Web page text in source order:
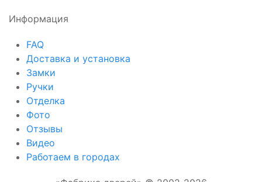
Информация
FAQ
Доставка и установка
Замки
Ручки
Отделка
Фото
Отзывы
Видео
Работаем в городах